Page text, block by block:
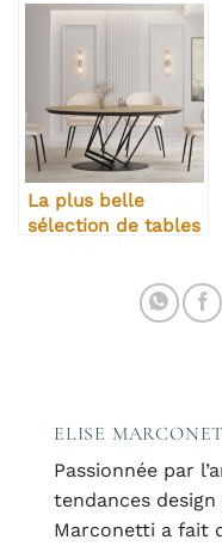
La plus belle
sélection de tables
Meublissime !
ELISE
Passionnée par
tendances design
Marconetti a fait